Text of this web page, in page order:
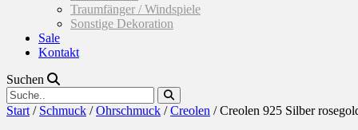
Traumfänger / Windspiele
Sonstige Dekoration
Sale
Kontakt
Suchen
Start / Schmuck /Ohrschmuck /Creolen / Creolen 925 Silber